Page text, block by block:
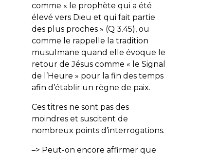
comme « le prophète qui a été
élevé vers Dieu et qui fait partie
des plus proches» (Q 3.45), ou
comme le rappelle la tradition
musulmane quand elle évoque le
retour de Jésus comme « le Signal
de l’Heure » pour la fin des temps
afin d’établir un règne de paix.
Ces titres ne sont pas des
moindres et suscitent de
nombreux points d’interrogations.
–> Peut-on encore affirmer que